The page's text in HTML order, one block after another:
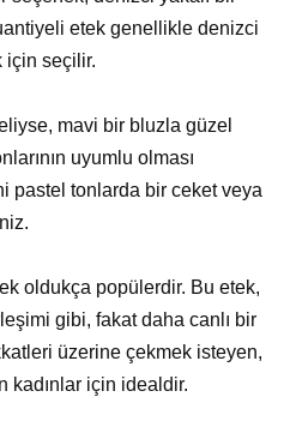
etek genellikle denizci
için seçilir.
mavi bir bluzla güzel
uyumlu olması
pastel tonlarda bir ceket veya
oldukça popülerdir. Bu etek,
gibi, fakat daha canlı bir
üzerine çekmek isteyen,
kadınlar için idealdir.